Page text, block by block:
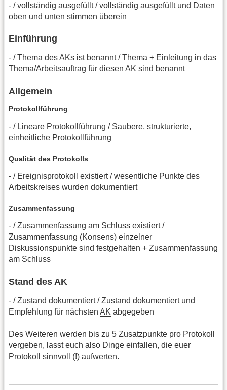
- / vollständig ausgefüllt / vollständig ausgefüllt und Daten
oben und unten stimmen überein
Einführung
- / Thema desAKs ist benannt / Thema + Einleitung in das
Thema/Arbeitsauftrag für diesen AK sind benannt
Allgemein
Protokollführung
- / Lineare Protokollführung / Saubere, strukturierte,
einheitliche Protokollführung
Qualität des Protokolls
- / Ereignisprotokoll existiert / wesentliche Punkte des
Arbeitskreises wurden dokumentiert
Zusammenfassung
- / Zusammenfassung am Schluss existiert /
Zusammenfassung (Konsens) einzelner
Diskussionspunkte sind festgehalten + Zusammenfassung
am Schluss
Stand des AK
- / Zustand dokumentiert / Zustand dokumentiert und
Empfehlung für nächsten AK abgegeben
Des Weiteren werden bis zu 5 Zusatzpunkte pro Protokoll
vergeben, lasst euch also Dinge einfallen, die euer
Protokoll sinnvoll (!) aufwerten.